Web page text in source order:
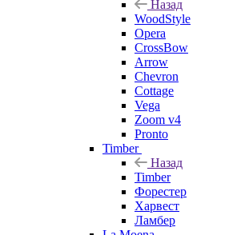
Назад
WoodStyle
Opera
CrossBow
Arrow
Chevron
Cottage
Vega
Zoom v4
Pronto
Timber
Назад
Timber
Форестер
Харвест
Ламбер